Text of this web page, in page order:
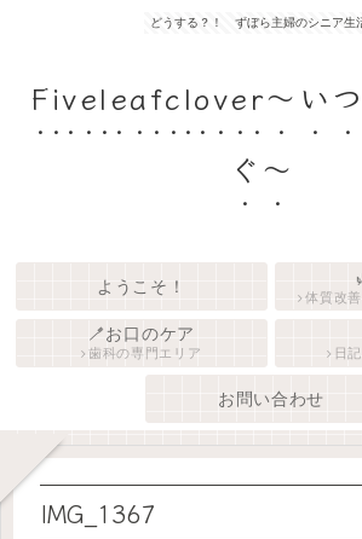
どうする？！ ずぼら主婦のシニア生
Fiveleafclover〜いつ
ぐ〜
ようこそ！
体質改
🪥お口のケア
歯科の専門エリア 日
お問い合わせ
IMG_1367